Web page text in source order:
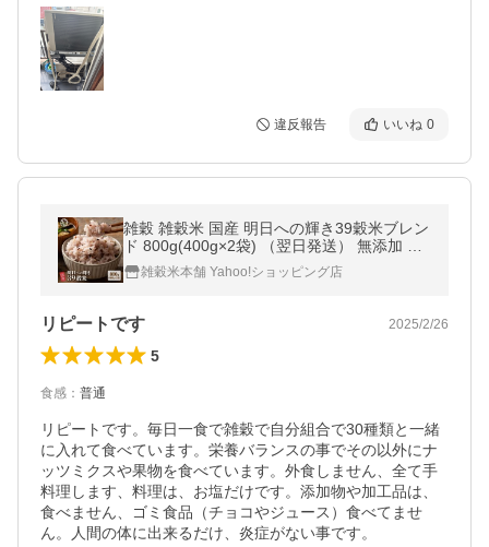
違反報告 いいね 0
雑穀 雑穀米 国産 明日への輝き39穀米ブレン
ド 800g(400g×2袋) （翌日発送） 無添加 無
着色 ポスト投函 ポイント利用 ダイエット食
品 雑穀米本舗
雑穀米本舗 Yahoo!ショッピング店
リピートです 2025/2/26
5
食感 ： 普通
リピートです。毎日一食で雑穀で自分組合で30種類と一緒
に入れて食べています。栄養バランスの事でその以外にナ
ッツミクスや果物を食べています。外食しません、全て手
料理します、料理は、お塩だけです。添加物や加工品は、
食べません、ゴミ食品（チョコやジュース）食べてませ
ん。人間の体に出来るだけ、炎症がない事です。